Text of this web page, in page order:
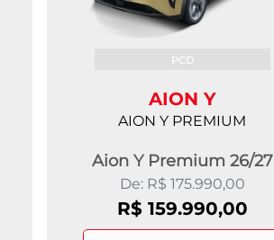
AION Y
AION Y PREMIUM
Aion Y Premium 26/27
PCD
De: R$ 175.990,00
R$ 159.990,00